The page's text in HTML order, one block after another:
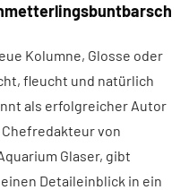
Kolumne, Glosse oder
fleucht und natürlich
als erfolgreicher Autor
von
Glaser, gibt
Detaileinblick in ein